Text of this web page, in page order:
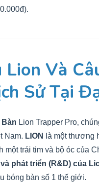
Và
Sử Tại
Bàn Lion Trapper Pro,
Nam. LION
là một thương
trái tim và bộ óc của
phát triển (R&D) của
bóng bàn số 1 thế giới.